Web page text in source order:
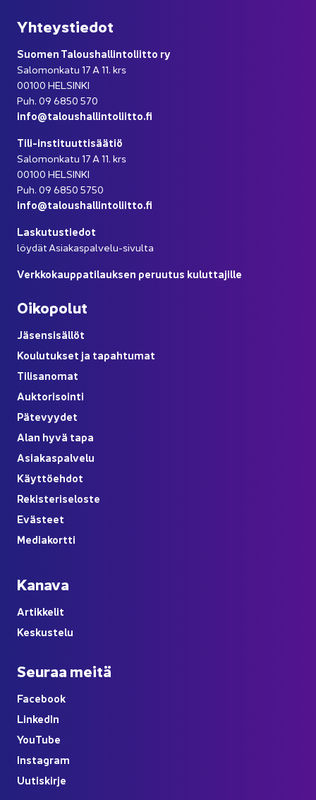
Yh­teys­tie­dot
Suo­men Ta­lous­hal­lin­to­liit­to ry
Sa­lo­mon­ka­tu 17 A 11. krs
00100 HEL­SIN­KI
Puh. 09 6850 570
info@ta­lous­hal­lin­to­liit­to.fi
Tili-​instituuttisäätiö
Sa­lo­mon­ka­tu 17 A 11. krs
00100 HEL­SIN­KI
Puh. 09 6850 5750
info@ta­lous­hal­lin­to­liit­to.fi
Las­ku­tus­tie­dot
löy­dät Asiakaspalvelu-​sivulta
Verk­ko­kaup­pa­ti­lauk­sen pe­ruu­tus ku­lut­ta­jil­le
Oi­ko­po­lut
Jä­sen­si­säl­löt
Kou­lu­tuk­set ja ta­pah­tu­mat
Ti­li­sa­no­mat
Auk­to­ri­soin­ti
Pä­te­vyy­det
Alan hyvä tapa
Asia­kas­pal­ve­lu
Käyt­tö­eh­dot
Re­kis­te­ri­se­los­te
Eväs­teet
Me­dia­kort­ti
Ka­na­va
Ar­tik­ke­lit
Kes­kus­te­lu
Seu­raa meitä
Face­book
Lin­ke­dIn
YouTube
Ins­ta­gram
Uu­tis­kir­je